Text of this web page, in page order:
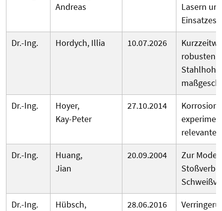
Andreas
Lasern
Einsatzes
Dr.-Ing.
Hordych, Illia 10.07.2026
robusten
Dr.-Ing.
Hoyer,
Kay-Peter
27.10.2014
Dr.-Ing.
Huang,
Jian
20.09.2004
Zur
Dr.-Ing.
Hübsch,
28.06.2016